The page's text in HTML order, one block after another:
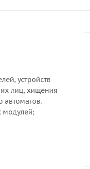
устройств
лиц, хищения
автоматов.
модулей;